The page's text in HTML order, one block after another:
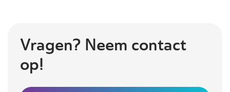
Vragen? Neem contact
op!